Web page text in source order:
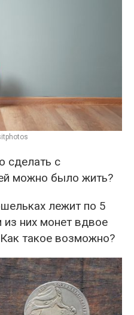
сделать с
можно было жить?
лежит по 5
них монет вдвое
такое возможно?